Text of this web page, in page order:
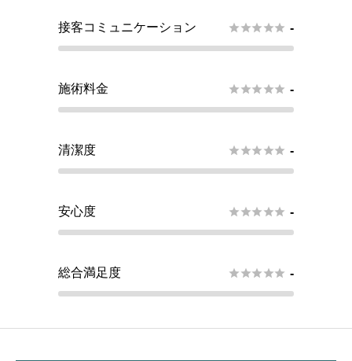
接客コミュニケーション  -
施術料金  -
清潔度  -
安心度  -
総合満足度  -